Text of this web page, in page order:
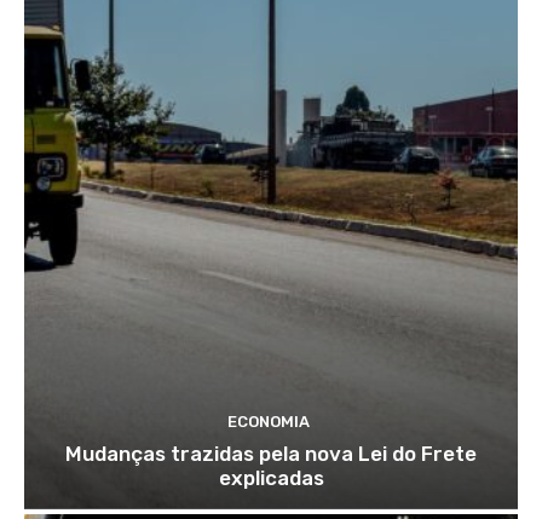
ECONOMIA
Mudanças trazidas pela nova Lei do Frete
explicadas